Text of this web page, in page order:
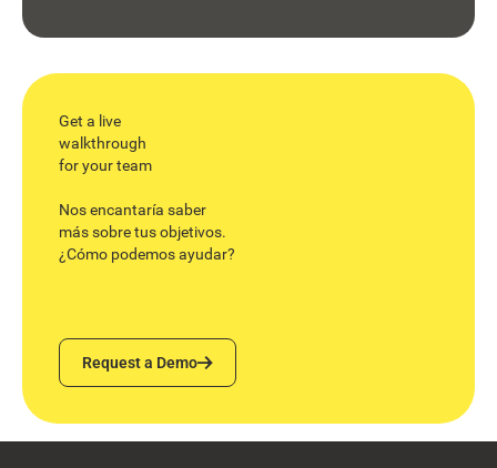
Get a live
walkthrough
for your team
Nos encantaría saber
más sobre tus objetivos.
¿Cómo podemos ayudar?
Request a Demo
Request a Demo